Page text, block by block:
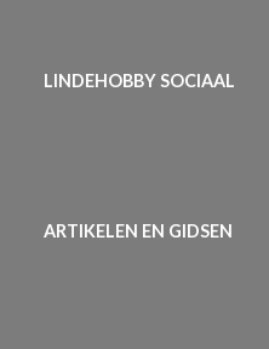
LINDEHOBBY SOCIAAL
ARTIKELEN EN GIDSEN